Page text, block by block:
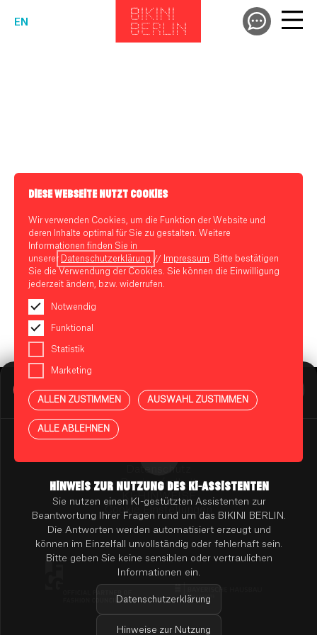
EN
BIKINI BERLIN Assistent
Online
HINWEIS ZUR NUTZUNG DES KI-ASSISTENTEN
Sie nutzen einen KI-gestützten Assistenten zur
Beantwortung Ihrer Fragen rund um das BIKINI BERLIN.
Die Antworten werden automatisiert erzeugt und
können im Einzelfall unvollständig oder fehlerhaft sein.
Bitte geben Sie keine sensiblen oder vertraulichen
Informationen ein.
Datenschutzerklärung
Hinweise zur Nutzung
DIESE WEBSEITE NUTZT COOKIES
Wir verwenden Cookies, um die Funktion der Website und
deren Inhalte optimal für Sie zu gestalten. Weitere
Informationen finden Sie in
unserer
Datenschutzerklärung // Impressum . Bitte bestätigen
Sie die Verwendung der Cookies. Sie können die Einwilligung
jederzeit ändern, bzw. widerrufen.
Notwendig
Funktional
Statistik
Marketing
ALLEN ZUSTIMMEN AUSWAHL ZUSTIMMEN
ALLE ABLEHNEN
Presse
Barrierefreiheit
KI-HINWEISE
Cookie Einstellungen